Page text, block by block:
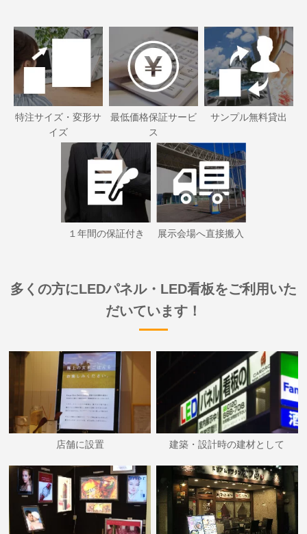
特注サイズ・変形サ
イズ
最低価格保証サービ
ス
サンプル無料貸出
１年間の保証付き 展示会場へ直接搬入
多くの方にLEDパネル・LED看板をご利用いた
だいています！
店舗に設置 建築・設計時の建材として